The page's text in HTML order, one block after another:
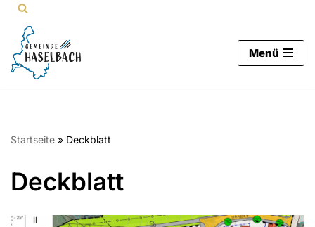
Zum
Inhalt
springen
Menü
Startseite » Deckblatt
Deckblatt